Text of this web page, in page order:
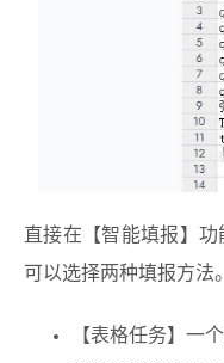
直接在【智能填报】
可以选择两种填报方法。
【表格任务】一